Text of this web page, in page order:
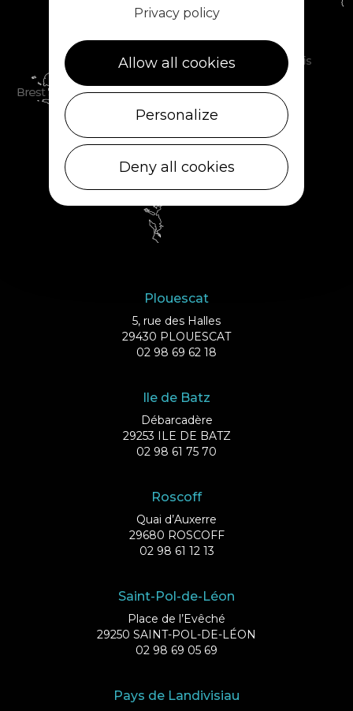
Plouescat
5, rue des Halles
29430 PLOUESCAT
02 98 69 62 18
Ile de Batz
Débarcadère
29253 ILE DE BATZ
02 98 61 75 70
Roscoff
Quai d’Auxerre
29680 ROSCOFF
02 98 61 12 13
Saint-Pol-de-Léon
Place de l’Evêché
29250 SAINT-POL-DE-LÉON
02 98 69 05 69
Pays de Landivisiau
Privacy policy
Allow all cookies
Personalize
Deny all cookies